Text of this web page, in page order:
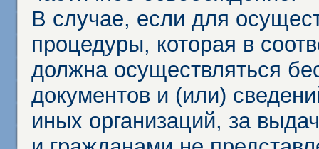
В случае, если для
процедуры, которая в
должна осуществляться
документов и (или)
иных организаций, за